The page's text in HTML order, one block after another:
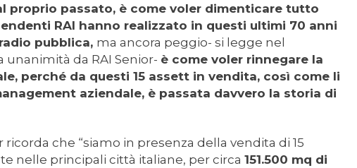
proprio passato, è come voler dimenticare tutto
RAI hanno realizzato in questi ultimi 70 anni
pubblica, ma ancora peggio- si legge nel
da RAI Senior- è come voler rinnegare la
perché da questi 15 assett in vendita, così come li
aziendale, è passata davvero la storia di
che “siamo in presenza della vendita di 15
nelle principali città italiane, per circa 151.500 mq di